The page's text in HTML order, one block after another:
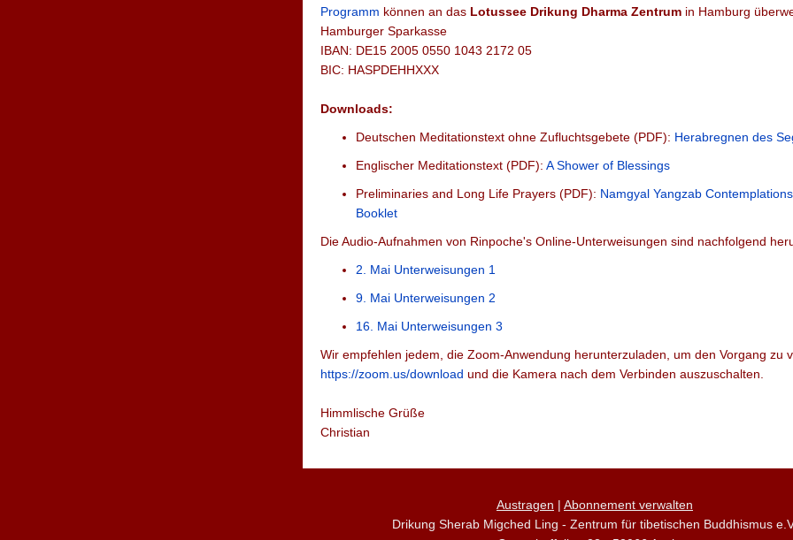
Programm können an das Lotussee Drikung Dharma Zentrum in Hamburg
Hamburger Sparkasse
IBAN: DE15 2005 0550 1043 2172 05
BIC: HASPDEHHXXX
Downloads:
Deutschen Meditationstext ohne Zufluchtsgebete (PDF): Herabregnen des
Englischer Meditationstext (PDF): A Shower of Blessings
Preliminaries and Long Life Prayers (PDF): Namgyal Yangzab
Booklet
Die Audio-Aufnahmen von Rinpoche's Online-Unterweisungen sind nachfolgend
2. Mai Unterweisungen 1
9. Mai Unterweisungen 2
16. Mai Unterweisungen 3
Wir empfehlen jedem, die Zoom-Anwendung herunterzuladen, um den Vorgang zu
https://zoom.us/download und die Kamera nach dem Verbinden auszuschalten.
Himmlische Grüße
Christian
Austragen | Abonnement verwalten
Drikung Sherab Migched Ling - Zentrum für tibetischen Buddhismus